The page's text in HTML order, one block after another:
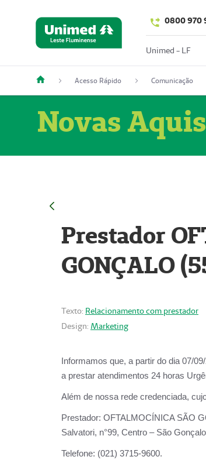
0800 970
Unimed - LF
Acesso Rápido Comunicação
Novas
Prestador
GONÇALO
Texto: Relacionamento com prestador
Design: Marketing
Informamos que, a partir do dia 07/
a prestar atendimentos 24 horas
Além de nossa rede credenciada,
Prestador:
Salvatori, n°99, Centro – São
Telefone: (021) 3715-9600.